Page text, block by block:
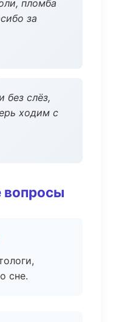
пломба
за
без слёз,
ходим с
вопросы
сне.